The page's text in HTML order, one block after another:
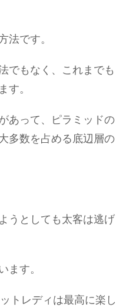
法です。
でもなく、これまでも
す。
あって、ピラミッドの
多数を占める底辺層の
うとしても太客は逃げ
ます。
トレディは最高に楽し